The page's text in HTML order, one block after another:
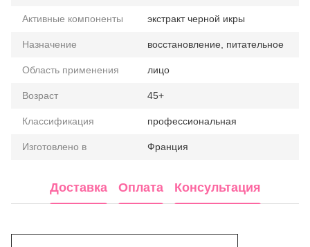
Активные компоненты экстракт черной икры
Назначение восстановление, питательное
Область применения лицо
Возраст 45+
Классификация профессиональная
Изготовлено в Франция
Доставка Оплата Консультация